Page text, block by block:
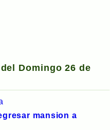
Domingo 26 de
mansion a